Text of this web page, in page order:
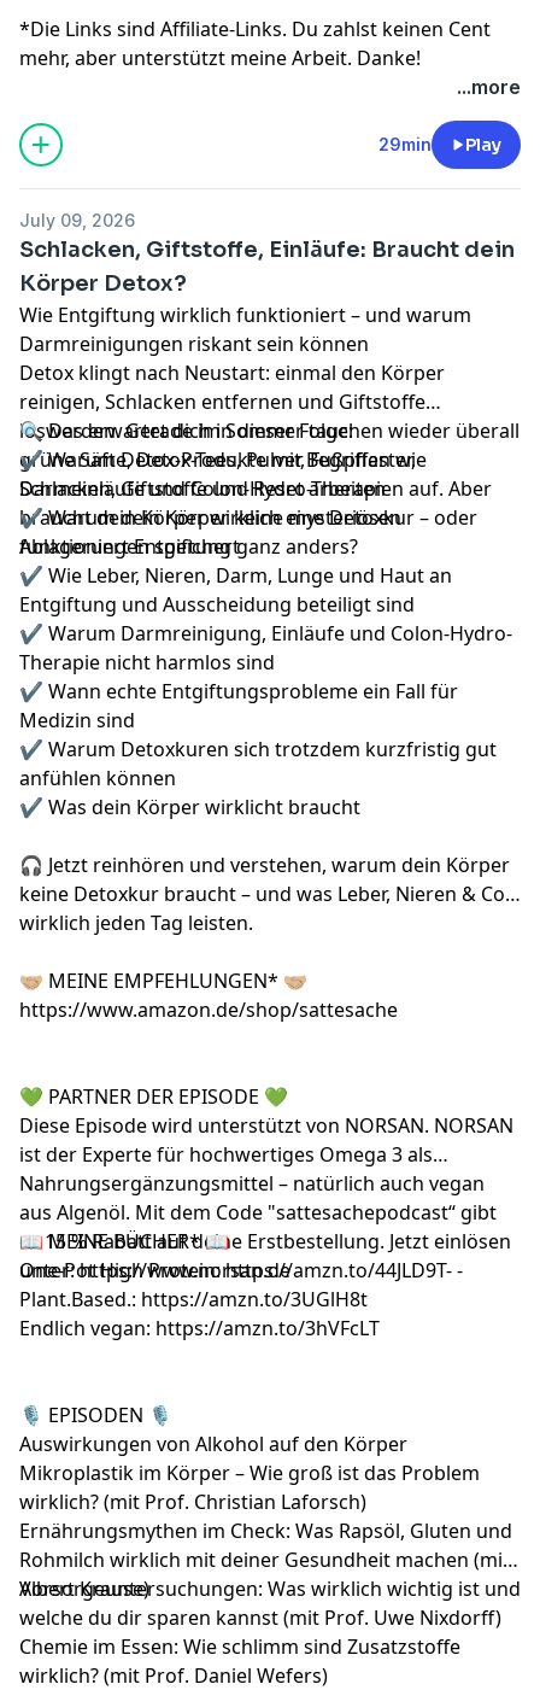
*Die Links sind Affiliate-Links. Du zahlst keinen Cent
mehr, aber unterstützt meine Arbeit. Danke!
...more
29min Play
July 09, 2026
Schlacken, Giftstoffe, Einläufe: Braucht dein
Körper Detox?
Wie Entgiftung wirklich funktioniert – und warum
Darmreinigungen riskant sein können
Detox klingt nach Neustart: einmal den Körper
reinigen, Schlacken entfernen und Giftstoffe
loswerden. Gerade im Sommer tauchen wieder überall
grüne Säfte, Detox-Tees, Pulver, Fußpflaster,
Darmeinläufe und Colon-Hydro-Therapien auf. Aber
braucht dein Körper wirklich eine Detoxkur – oder
funktioniert Entgiftung ganz anders?
🔍 Das erwartet dich in dieser Folge:
✔ Warum Detox-Produkte mit Begriffen wie
Schlacken, Giftstoffe und Reset arbeiten
✔ Warum dein Körper keine mysteriösen
Ablagerungen speichert
✔ Wie Leber, Nieren, Darm, Lunge und Haut an
Entgiftung und Ausscheidung beteiligt sind
✔ Warum Darmreinigung, Einläufe und Colon-Hydro-
Therapie nicht harmlos sind
✔ Wann echte Entgiftungsprobleme ein Fall für
Medizin sind
✔ Warum Detoxkuren sich trotzdem kurzfristig gut
anfühlen können
✔ Was dein Körper wirklicht braucht
🎧 Jetzt reinhören und verstehen, warum dein Körper
keine Detoxkur braucht – und was Leber, Nieren & Co.
wirklich jeden Tag leisten.
🤝🏼 MEINE EMPFEHLUNGEN* 🤝🏼
https://www.amazon.de/shop/sattesache
💚 PARTNER DER EPISODE 💚
Diese Episode wird unterstützt von NORSAN. NORSAN
ist der Experte für hochwertiges Omega 3 als
Nahrungsergänzungsmittel – natürlich auch vegan
aus Algenöl. Mit dem Code "sattesachepodcast“ gibt
es 15 % Rabatt auf deine Erstbestellung. Jetzt einlösen
unter:https://www.norsan.de
📖 MEINE BÜCHER* 📖
One-Pot High Protein:https://amzn.to/44JLD9T--
Plant.Based.: https://amzn.to/3UGlH8t
Endlich vegan: https://amzn.to/3hVFcLT
🎙️ EPISODEN 🎙️
Auswirkungen von Alkohol auf den Körper
Mikroplastik im Körper – Wie groß ist das Problem
wirklich? (mit Prof. Christian Laforsch)
Ernährungsmythen im Check: Was Rapsöl, Gluten und
Rohmilch wirklich mit deiner Gesundheit machen (mit
Albert Krause)
Vorsorgeuntersuchungen: Was wirklich wichtig ist und
welche du dir sparen kannst (mit Prof. Uwe Nixdorff)
Chemie im Essen: Wie schlimm sind Zusatzstoffe
wirklich? (mit Prof. Daniel Wefers)